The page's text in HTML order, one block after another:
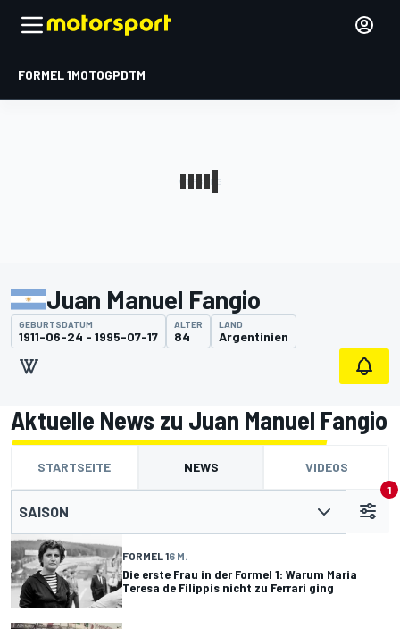
FORMEL 1MOTOGPDTM
Juan Manuel Fangio
GEBURTSDATUM
1911-06-24 - 1995-07-17
ALTER
84
LAND
Argentinien
Aktuelle News zu Juan Manuel Fangio
STARTSEITE NEWS VIDEOS
SAISON
1
FORMEL 16 M.
Die erste Frau in der Formel 1: Warum Maria
Teresa de Filippis nicht zu Ferrari ging